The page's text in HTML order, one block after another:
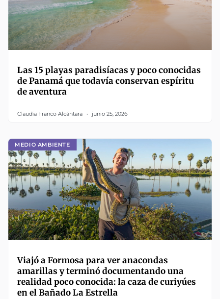
Las 15 playas paradisíacas y poco conocidas
de Panamá que todavía conservan espíritu
de aventura
Claudia Franco Alcántara junio 25, 2026
MEDIO AMBIENTE
Viajó a Formosa para ver anacondas
amarillas y terminó documentando una
realidad poco conocida: la caza de curiyúes
en el Bañado La Estrella